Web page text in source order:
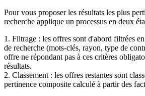
Pour vous proposer les résultats les plus
recherche applique un processus en deux
1. Filtrage : les offres sont d'abord filtrées
de recherche (mots-clés, rayon, type de
offre ne répondant pas à ces critères
résultats.
2. Classement : les offres restantes sont
pertinence composite calculé à partir des